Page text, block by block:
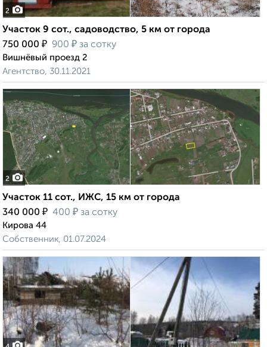
2
Участок 9 сот., садоводство, 5 км от города
750 000 ₽ 900 ₽ за сотку
Вишнёвый проезд 2
Агентство, 30.11.2021
2
Участок 11 сот., ИЖС, 15 км от города
340 000 ₽ 400 ₽ за сотку
Кирова 44
Собственник, 01.07.2024